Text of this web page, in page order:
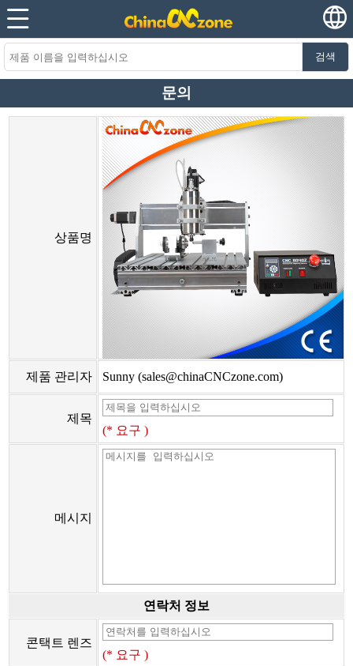
검색
문의
상품명
제품 관리자 Sunny (sales@chinaCNCzone.com)
제목
(* 요구 )
메시지
연락처 정보
콘택트 렌즈
(* 요구 )